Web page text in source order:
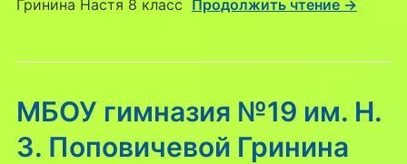
Гринина Настя 8 класс Продолжить чтение →
МБОУ гимназия №19 им. Н.
З. Поповичевой Гринина